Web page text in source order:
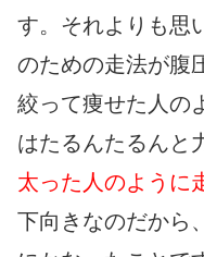
す。それよりも思
のための走法が腹
絞って痩せた人の
はたるんたるんと
太った人のように
下向きなのだから